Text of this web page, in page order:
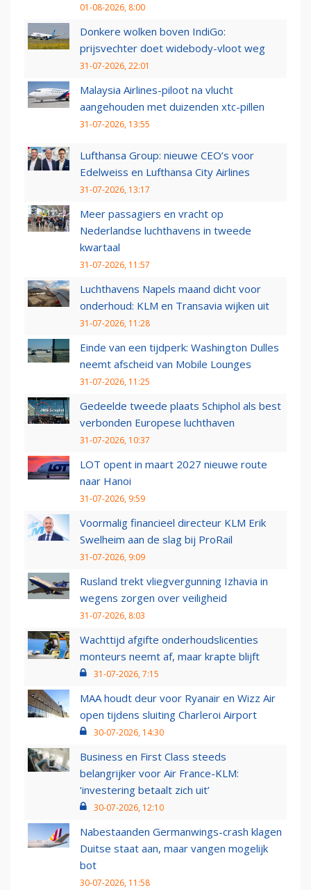
01-08-2026, 8:00
Donkere wolken boven IndiGo:
prijsvechter doet widebody-vloot weg
31-07-2026, 22:01
Malaysia Airlines-piloot na vlucht
aangehouden met duizenden xtc-pillen
31-07-2026, 13:55
Lufthansa Group: nieuwe CEO’s voor
Edelweiss en Lufthansa City Airlines
31-07-2026, 13:17
Meer passagiers en vracht op
Nederlandse luchthavens in tweede
kwartaal
31-07-2026, 11:57
Luchthavens Napels maand dicht voor
onderhoud: KLM en Transavia wijken uit
31-07-2026, 11:28
Einde van een tijdperk: Washington Dulles
neemt afscheid van Mobile Lounges
31-07-2026, 11:25
Gedeelde tweede plaats Schiphol als best
verbonden Europese luchthaven
31-07-2026, 10:37
LOT opent in maart 2027 nieuwe route
naar Hanoi
31-07-2026, 9:59
Voormalig financieel directeur KLM Erik
Swelheim aan de slag bij ProRail
31-07-2026, 9:09
Rusland trekt vliegvergunning Izhavia in
wegens zorgen over veiligheid
31-07-2026, 8:03
Wachttijd afgifte onderhoudslicenties
monteurs neemt af, maar krapte blijft
31-07-2026, 7:15
MAA houdt deur voor Ryanair en Wizz Air
open tijdens sluiting Charleroi Airport
30-07-2026, 14:30
Business en First Class steeds
belangrijker voor Air France-KLM:
‘investering betaalt zich uit’
30-07-2026, 12:10
Nabestaanden Germanwings-crash klagen
Duitse staat aan, maar vangen mogelijk
bot
30-07-2026, 11:58